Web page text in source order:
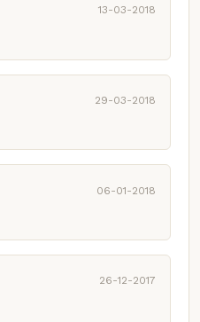
13-03-2018
29-03-2018
06-01-2018
26-12-2017